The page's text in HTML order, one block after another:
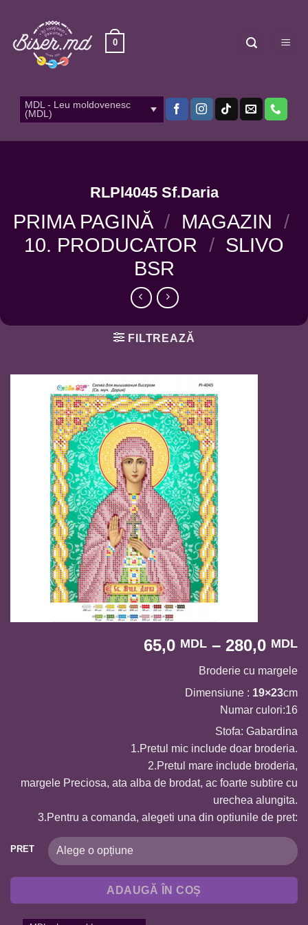
content
0
MDL - Leu moldovenesc
(MDL)
RLPl4045 Sf.Daria
PRIMA PAGINĂ / MAGAZIN /
10. PRODUCATOR / SLIVO
BSR
FILTREAZĂ
65,0 MDL – 280,0 MDL
Broderie cu margele
Dimensiune : 19×23cm
Numar culori:16
Stofa: Gabardina
1.Pretul mic include doar broderia.
2.Pretul mare include broderia,
margele Preciosa, ata alba de brodat, ac foarte subtire cu
urechea alungita.
3.Pentru a comanda, alegeti una din optiunile de pret:
PRET
ADAUGĂ ÎN COȘ